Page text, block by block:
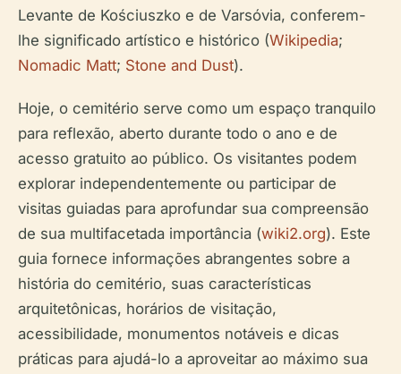
Levante de Kościuszko e de Varsóvia, conferem-
lhe significado artístico e histórico (Wikipedia;
Nomadic Matt; Stone and Dust).
Hoje, o cemitério serve como um espaço tranquilo
para reflexão, aberto durante todo o ano e de
acesso gratuito ao público. Os visitantes podem
explorar independentemente ou participar de
visitas guiadas para aprofundar sua compreensão
de sua multifacetada importância (wiki2.org). Este
guia fornece informações abrangentes sobre a
história do cemitério, suas características
arquitetônicas, horários de visitação,
acessibilidade, monumentos notáveis e dicas
práticas para ajudá-lo a aproveitar ao máximo sua